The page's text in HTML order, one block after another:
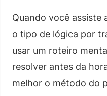
Quando você assiste
o tipo de lógica por
usar um roteiro
resolver antes da
melhor o método do